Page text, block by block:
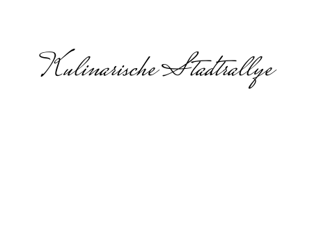
Kulinarische Stadtrallye